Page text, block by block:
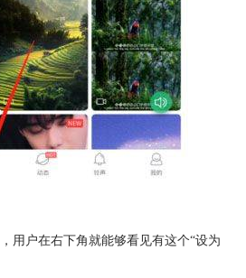
用户在右下角就能够看见有这个“设为